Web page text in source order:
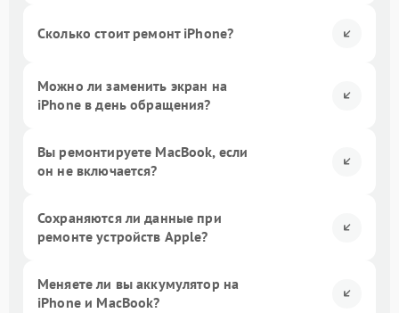
Сколько стоит ремонт iPhone?
Можно ли заменить экран на
iPhone в день обращения?
Вы ремонтируете MacBook, если
он не включается?
Сохраняются ли данные при
ремонте устройств Apple?
Меняете ли вы аккумулятор на
iPhone и MacBook?